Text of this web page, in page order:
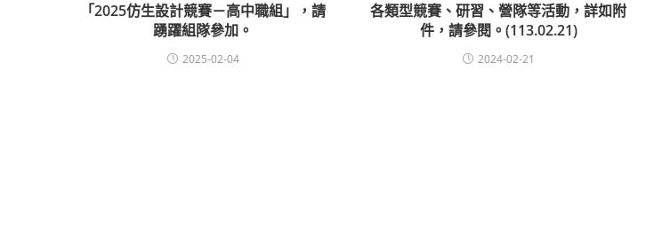
「2025仿生設計競賽－高中職組」，請
踴躍組隊參加。
2025-02-04
各類型競賽、研習、營隊等活動，詳如附
件，請參閱。(113.02.21)
2024-02-21